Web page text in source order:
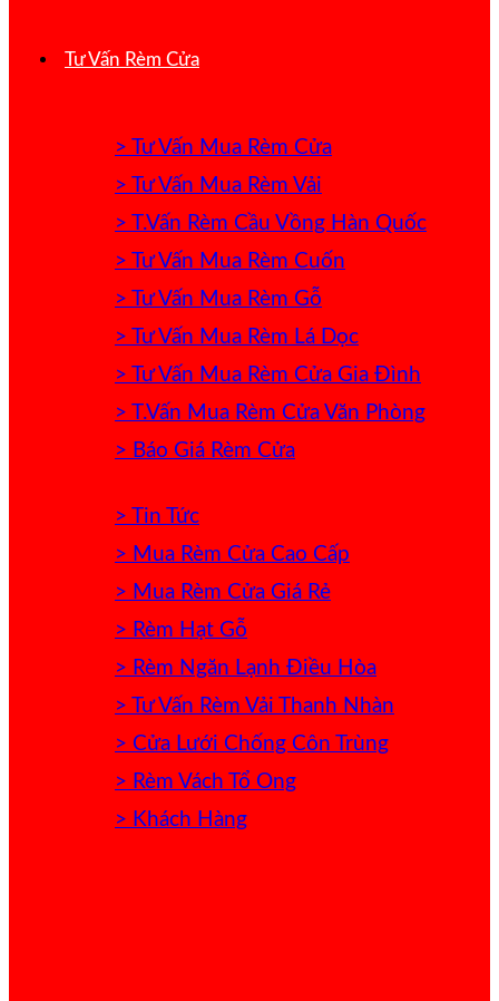
Tư Vấn Rèm Cửa
> Tư Vấn Mua Rèm Cửa
> Tư Vấn Mua Rèm Vải
> T.Vấn Rèm Cầu Vồng Hàn Quốc
> Tư Vấn Mua Rèm Cuốn
> Tư Vấn Mua Rèm Gỗ
> Tư Vấn Mua Rèm Lá Dọc
> Tư Vấn Mua Rèm Cửa Gia Đình
> T.Vấn Mua Rèm Cửa Văn Phòng
> Báo Giá Rèm Cửa
> Tin Tức
> Mua Rèm Cửa Cao Cấp
> Mua Rèm Cửa Giá Rẻ
> Rèm Hạt Gỗ
> Rèm Ngăn Lạnh Điều Hòa
> Tư Vấn Rèm Vải Thanh Nhàn
> Cửa Lưới Chống Côn Trùng
> Rèm Vách Tổ Ong
> Khách Hàng